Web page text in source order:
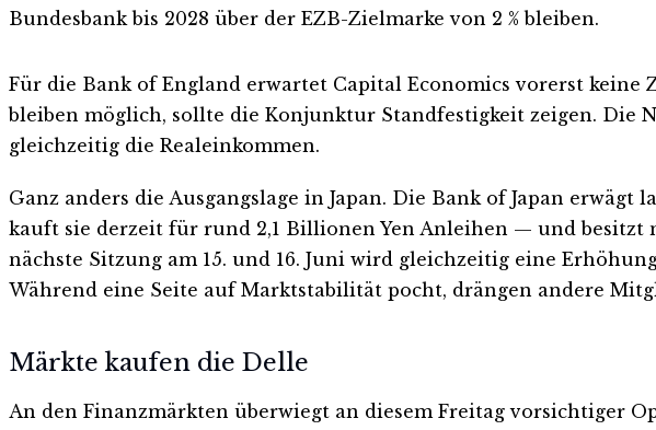
Bundesbank bis 2028 über der EZB-Zielmarke von 2 % bleiben.
Für die Bank of England erwartet Capital Economics vorerst
bleiben möglich, sollte die Konjunktur Standfestigkeit zeigen. Die
gleichzeitig die Realeinkommen.
Ganz anders die Ausgangslage in Japan. Die Bank of Japan
kauft sie derzeit für rund 2,1 Billionen Yen Anleihen — und besitzt
nächste Sitzung am 15. und 16. Juni wird gleichzeitig eine
Während eine Seite auf Marktstabilität pocht, drängen andere
Märkte kaufen die Delle
An den Finanzmärkten überwiegt an diesem Freitag vorsichtiger